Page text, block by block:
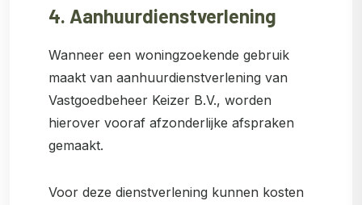
4. Aanhuurdienstverlening
Wanneer een woningzoekende gebruik
maakt van aanhuurdienstverlening van
Vastgoedbeheer Keizer B.V., worden
hierover vooraf afzonderlijke afspraken
gemaakt.
Voor deze dienstverlening kunnen kosten